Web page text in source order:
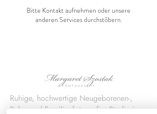
Bitte Kontakt aufnehmen oder unsere
anderen Services durchstöbern.
Ruhige, hochwertige Neugeborenen-,
Baby- und Familien­fotografie. Studio in